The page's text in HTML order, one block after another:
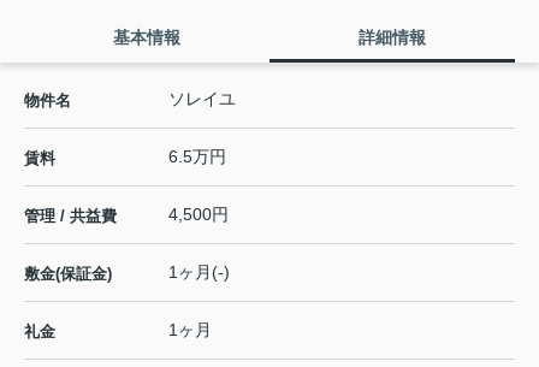
基本情報 詳細情報
物件名 ソレイユ
賃料 6.5万円
管理 / 共益費 4,500円
敷金(保証金) 1ヶ月(-)
礼金 1ヶ月